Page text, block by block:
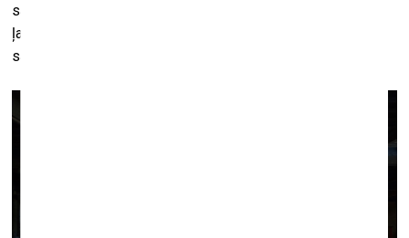
savieno sīkāko elementārdaļiņu un kosmosa plašumus,
ļaujot skatītājam emocionālā un pavisam fiziskā veidā sevi
sajust kā daļu no lielāka veseluma,” vērtē Elīna Sproģe.